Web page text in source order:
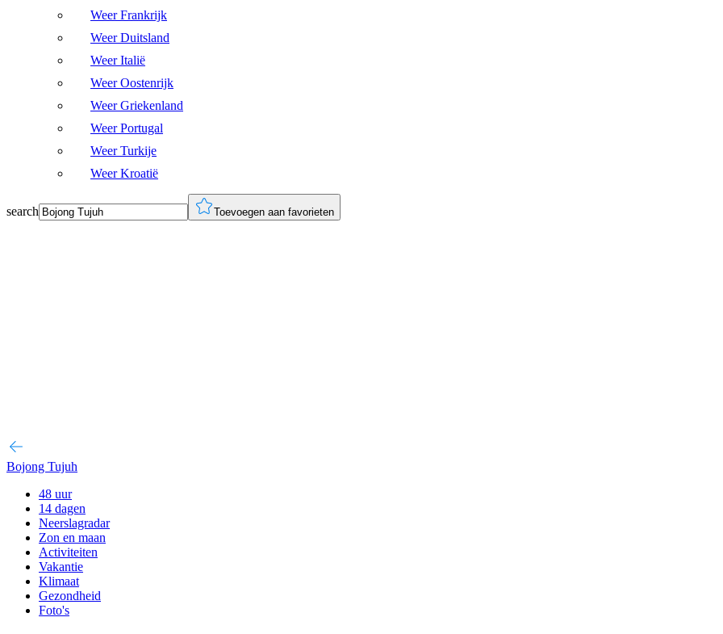
Weer Frankrijk
Weer Duitsland
Weer Italië
Weer Oostenrijk
Weer Griekenland
Weer Portugal
Weer Turkije
Weer Kroatië
search Toevoegen aan favorieten
Bojong Tujuh
48 uur
14 dagen
Neerslagradar
Zon en maan
Activiteiten
Vakantie
Klimaat
Gezondheid
Foto's